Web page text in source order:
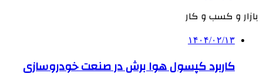
بازار و کسب و کار
۱۴۰۴/۰۲/۱۳
کاربرد کپسول هوا برش در صنعت خودروسازی